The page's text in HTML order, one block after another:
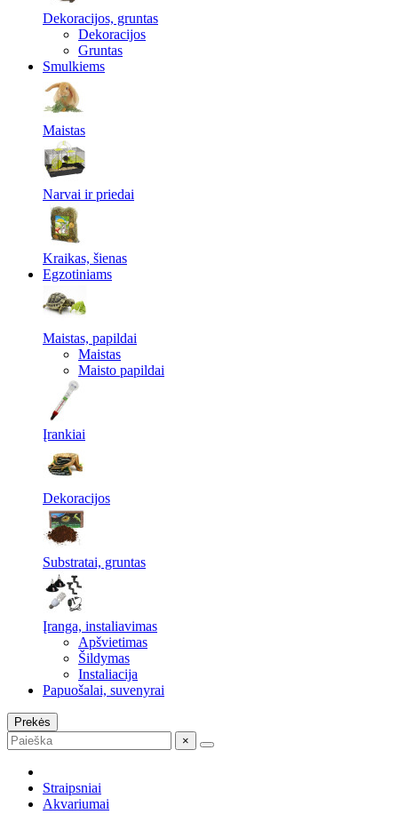
Dekoracijos, gruntas
Dekoracijos
Gruntas
Smulkiems
Maistas
Narvai ir priedai
Kraikas, šienas
Egzotiniams
Maistas, papildai
Maistas
Maisto papildai
Įrankiai
Dekoracijos
Substratai, gruntas
Įranga, instaliavimas
Apšvietimas
Šildymas
Instaliacija
Papuošalai, suvenyrai
Prekės
×
Straipsniai
Akvariumai